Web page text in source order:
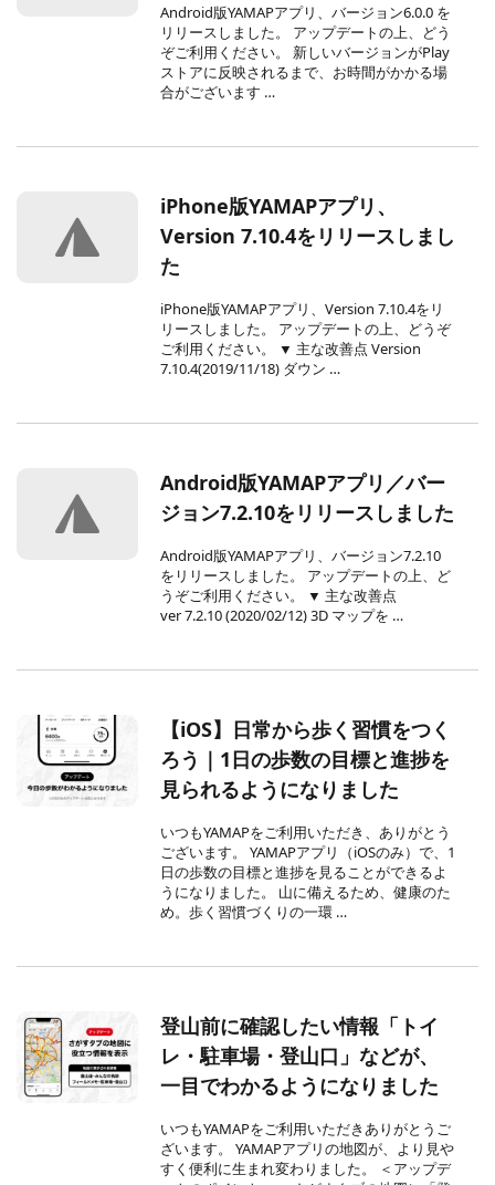
Android版YAMAPアプリ、バージョン6.0.0 を
リリースしました。 アップデートの上、どう
ぞご利用ください。 新しいバージョンがPlay
ストアに反映されるまで、お時間がかかる場
合がございます …
iPhone版YAMAPアプリ、
Version 7.10.4をリリースしまし
た
iPhone版YAMAPアプリ、Version 7.10.4をリ
リースしました。 アップデートの上、どうぞ
ご利用ください。 ▼ 主な改善点 Version
7.10.4(2019/11/18) ダウン …
Android版YAMAPアプリ／バー
ジョン7.2.10をリリースしました
Android版YAMAPアプリ、バージョン7.2.10
をリリースしました。 アップデートの上、ど
うぞご利用ください。 ▼ 主な改善点
ver 7.2.10 (2020/02/12) 3D マップを …
【iOS】日常から歩く習慣をつく
ろう｜1日の歩数の目標と進捗を
見られるようになりました
いつもYAMAPをご利用いただき、ありがとう
ございます。 YAMAPアプリ（iOSのみ）で、1
日の歩数の目標と進捗を見ることができるよ
うになりました。 山に備えるため、健康のた
め。歩く習慣づくりの一環 …
登山前に確認したい情報「トイ
レ・駐車場・登山口」などが、
一目でわかるようになりました
いつもYAMAPをご利用いただきありがとうご
ざいます。 YAMAPアプリの地図が、より見や
すく便利に生まれ変わりました。 ＜アップデ